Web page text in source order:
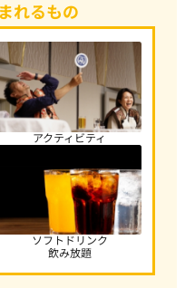
れるもの
アクティビティ
ソフトドリンク
飲み放題